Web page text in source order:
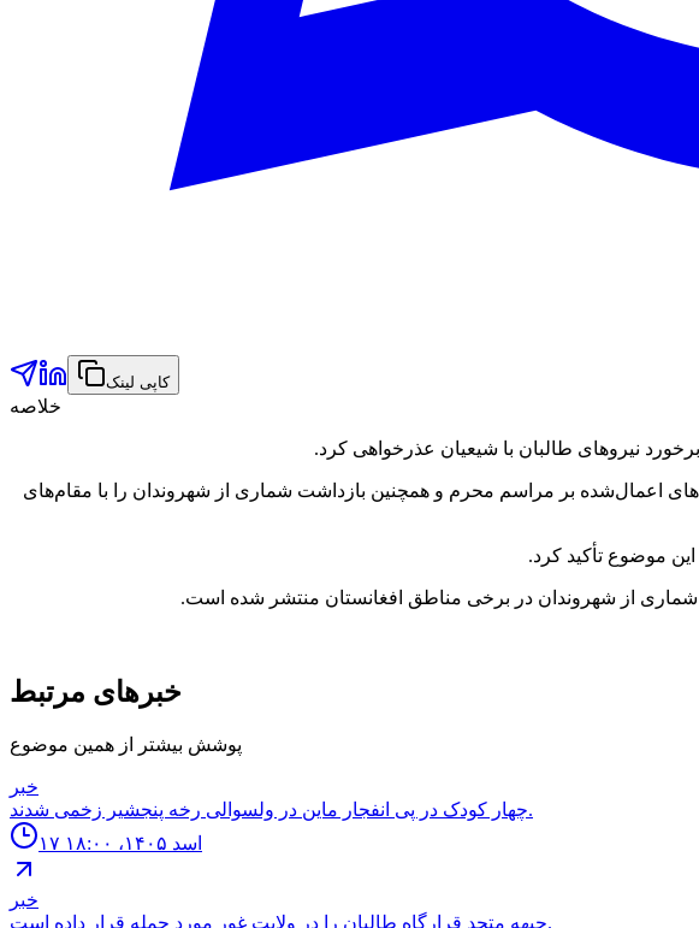
کاپی لینک
خلاصه
نیروهای طالبان با شیعیان عذرخواهی کرد.
اعمال‌شده بر مراسم محرم و همچنین بازداشت شماری از شهروندان را با مقام‌های
موضوع تأکید کرد.
از شهروندان در برخی مناطق افغانستان منتشر شده است.
خبرهای مرتبط
پوشش بیشتر از همین موضوع
خبر
چهار كودک در پى انفجار ماين در ولسوالى رخه پنجشير زخمى شدند.
۱۷ اسد ۱۴۰۵، ۱۸:۰۰
خبر
جبهه متحد قرارگاه طالبان را در ولایت غور مورد حمله قرار داده است.